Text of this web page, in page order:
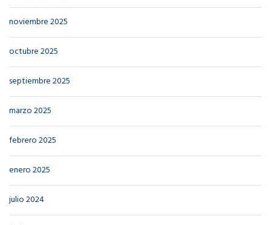
noviembre 2025
octubre 2025
septiembre 2025
marzo 2025
febrero 2025
enero 2025
julio 2024